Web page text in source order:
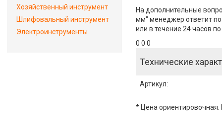
На дополнительные
мм" менеджер ответит по
или в течение 24 часов
0 0 0
Технические
Артикул:
* Цена ориентировочная.
Хозяйственный инструмент
Шлифовальный инструмент
Электроинструменты